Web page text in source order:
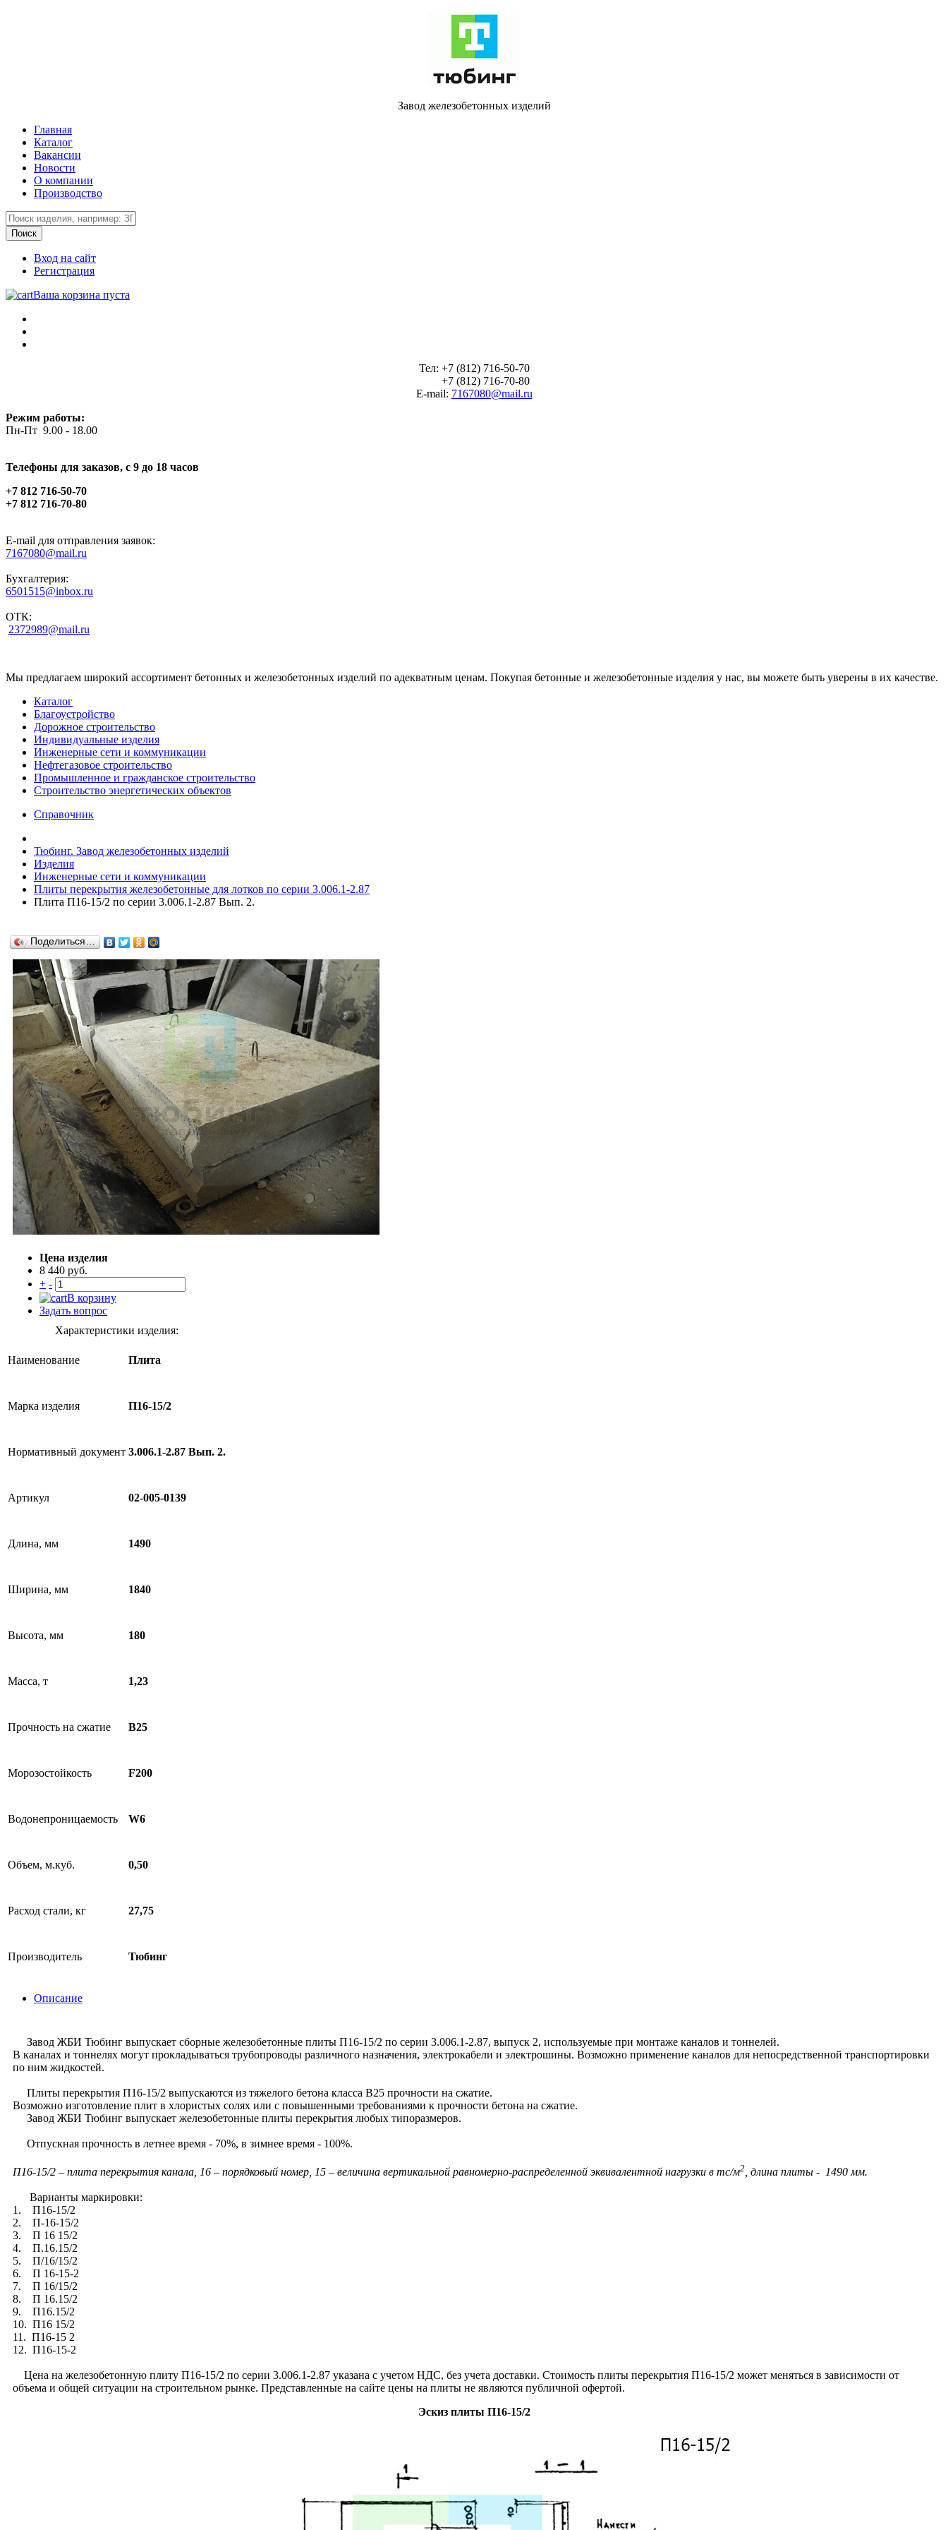
Завод железобетонных изделий
Главная
Каталог
Вакансии
Новости
О компании
Производство
Вход на сайт
Регистрация
Ваша корзина пуста
Тел: +7 (812) 716-50-70
+7 (812) 716-70-80
E-mail: 7167080@mail.ru
Режим работы:
Пн-Пт 9.00 - 18.00
Телефоны для заказов, c 9 до 18 часов
+7 812 716-50-70
+7 812 716-70-80
E-mail для отправления заявок:
7167080@mail.ru
Бухгалтерия:
6501515@inbox.ru
ОТК:
2372989@mail.ru
Мы предлагаем широкий ассортимент бетонных и железобетонных изделий по адекватным ценам. Покупая бетонные и железобетонные изделия у нас, вы можете быть уверены в их качестве.
Каталог
Благоустройство
Дорожное строительство
Индивидуальные изделия
Инженерные сети и коммуникации
Нефтегазовое строительство
Промышленное и гражданское строительство
Строительство энергетических объектов
Справочник
Тюбинг. Завод железобетонных изделий
Изделия
Инженерные сети и коммуникации
Плиты перекрытия железобетонные для лотков по серии 3.006.1-2.87
Плита П16-15/2 по серии 3.006.1-2.87 Вып. 2.
Поделиться…
Цена изделия
8 440 руб.
+ -
В корзину
Задать вопрос
Характеристики изделия:
Наименование Плита
Марка изделия П16-15/2
Нормативный документ 3.006.1-2.87 Вып. 2.
Артикул 02-005-0139
Длина, мм 1490
Ширина, мм 1840
Высота, мм 180
Масса, т 1,23
Прочность на сжатие B25
Морозостойкость F200
Водонепроницаемость W6
Объем, м.куб. 0,50
Расход стали, кг 27,75
Производитель Тюбинг
Описание
Завод ЖБИ Тюбинг выпускает сборные железобетонные плиты П16-15/2 по серии 3.006.1-2.87, выпуск 2, используемые при монтаже каналов и тоннелей.
В каналах и тоннелях могут прокладываться трубопроводы различного назначения, электрокабели и электрошины. Возможно применение каналов для непосредственной транспортировки
по ним жидкостей.
Плиты перекрытия П16-15/2 выпускаются из тяжелого бетона класса В25 прочности на сжатие.
Возможно изготовление плит в хлористых солях или с повышенными требованиями к прочности бетона на сжатие.
Завод ЖБИ Тюбинг выпускает железобетонные плиты перекрытия любых типоразмеров.
Отпускная прочность в летнее время - 70%, в зимнее время - 100%.
П16-15/2 – плита перекрытия канала, 16 – порядковый номер, 15 – величина вертикальной равномерно-распределенной эквивалентной нагрузки в тс/м2 , длина плиты - 1490 мм.
Варианты маркировки:
1. П16-15/2
2. П-16-15/2
3. П 16 15/2
4. П.16.15/2
5. П/16/15/2
6. П 16-15-2
7. П 16/15/2
8. П 16.15/2
9. П16.15/2
10. П16 15/2
11. П16-15 2
12. П16-15-2
Цена на железобетонную плиту П16-15/2 по серии 3.006.1-2.87 указана с учетом НДС, без учета доставки. Стоимость плиты перекрытия П16-15/2 может меняться в зависимости от
объема и общей ситуации на строительном рынке. Представленные на сайте цены на плиты не являются публичной офертой.
Эскиз плиты П16-15/2